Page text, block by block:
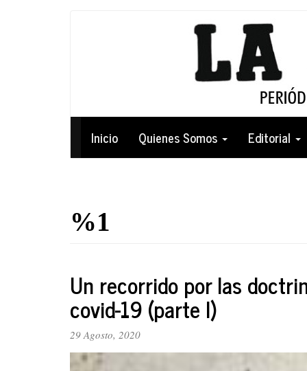
Navegación
principal
Inicio Quienes Somos Editorial
%1
Un recorrido por las
covid-19 (parte I)
29 Agosto, 2020